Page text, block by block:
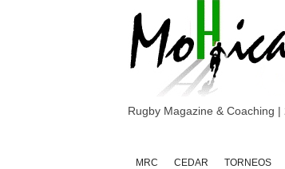
Rugby Magazine & Coaching |
MRC
CEDAR TORNEOS